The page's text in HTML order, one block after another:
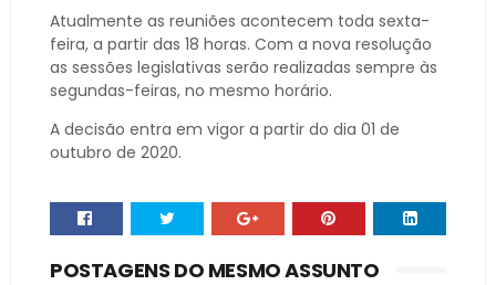
Atualmente as reuniões acontecem toda sexta-
feira, a partir das 18 horas. Com a nova resolução
as sessões legislativas serão realizadas sempre às
segundas-feiras, no mesmo horário.
A decisão entra em vigor a partir do dia 01 de
outubro de 2020.
POSTAGENS DO MESMO ASSUNTO